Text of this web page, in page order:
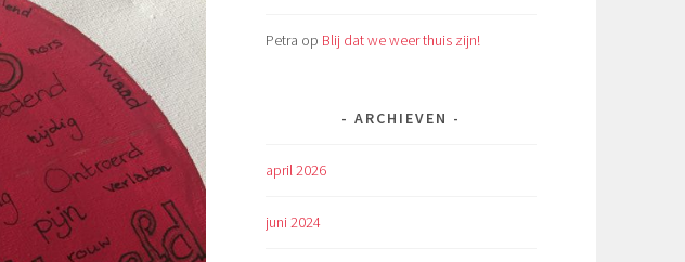
Petra op Blij dat we weer thuis zijn!
ARCHIEVEN
april 2026
juni 2024